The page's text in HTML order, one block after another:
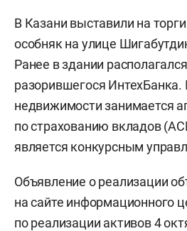
В Казани выставили на
особняк на улице
Ранее в здании
разорившегося
недвижимости занимается
по страхованию вкладов
является конкурсным
Объявление о реализации
на сайте информационного
по реализации активов 4